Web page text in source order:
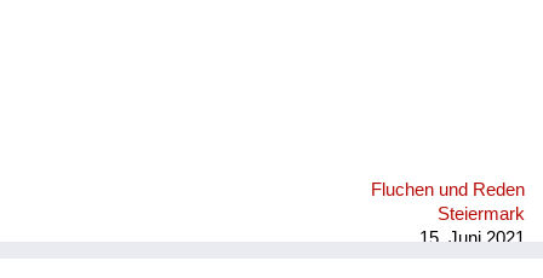
Fluchen und Reden
Steiermark
15. Juni 2021